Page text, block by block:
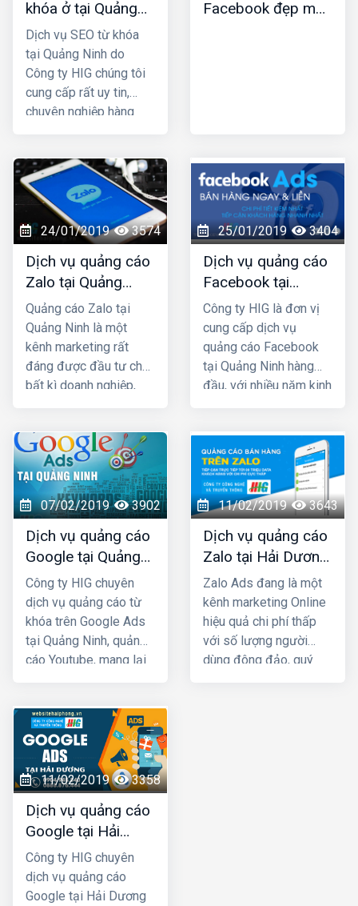
truyền thống. HIG là
công ty thiết kế web tại
Nam Định uy tín chuyên
nghiệp được nhiều
khách hàng lựa chọn,
hãy liên hệ ngay với
khóa ở tại Quảng
Ninh
Dịch vụ SEO từ khóa
tại Quảng Ninh do
Công ty HIG chúng tôi
cung cấp rất uy tin,
chuyên nghiệp hàng
nhiều năm kinh nghiệm
trong lĩnh vực SEO top
Google và đã mang lại
thành công cho rất
nhiều khách hàng trên
khắp Việt Nam.
Facebook đẹp mới
24/01/2019 3574
Dịch vụ quảng cáo
Zalo tại Quảng
Ninh uy tín và giá
rẻ nhất
Quảng cáo Zalo tại
Quảng Ninh là một
kênh marketing rất
đáng được đầu tư cho
bất kì doanh nghiệp,
dành cho giới trẻ. Bởi lẽ
100% người dùng Zalo
đều là người thật cùng
với hơn 80+ triệu người
dùng thường xuyên, vì
vậy một khi mẫu quảng
cáo của bạn xuất hiện
là chắc chắn sẽ được
tiếp cận với những
khách hàng có nhu cầu
mua bán thật, đúng với
nhu cầu sử dụng sản
25/01/2019 3404
Dịch vụ quảng cáo
Facebook tại
Quảng Ninh giá rẻ,
uy tín nhất
Công ty HIG là đơn vị
cung cấp dịch vụ
quảng cáo Facebook
tại Quảng Ninh hàng
đầu, với nhiều năm kinh
khách hàng lớn nhỏ ở
Quảng Ninh và toàn
quốc Việt Nam, chúng
tôi chắc chắn sẽ giúp
quý khách phát triển
kinh doanh nhanh
chóng.
07/02/2019 3902
Dịch vụ quảng cáo
Google tại Quảng
Ninh giá rẻ
Công ty HIG chuyên
dịch vụ quảng cáo từ
khóa trên Google Ads
tại Quảng Ninh, quảng
cáo Youtube, mang lại
rất thấp. Ngoài việc
giúp cho khách hàng
chủ động tìm đến bạn
còn có tác dụng trong
việc lan tỏa, tăng nhận
diện thương hiệu của
bạn trên Internet
11/02/2019 3643
Dịch vụ quảng cáo
Zalo tại Hải Dương
giá rẻ, uy tín nhất
Zalo Ads đang là một
kênh marketing Online
hiệu quả chi phí thấp
với số lượng người
dùng đông đảo, quý
11/02/2019 3358
Dịch vụ quảng cáo
Google tại Hải
Dương giá rẻ
Công ty HIG chuyên
dịch vụ quảng cáo
Google tại Hải Dương